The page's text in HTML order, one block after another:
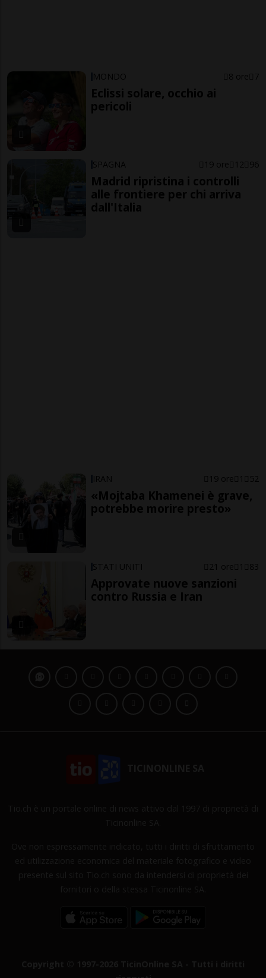
MONDO 8 ore 7
Eclissi solare, occhio ai
pericoli
SPAGNA 19 ore 12 96
Madrid ripristina i controlli
alle frontiere per chi arriva
dall'Italia
IRAN 19 ore 1 52
«Mojtaba Khamenei è grave,
potrebbe morire presto»
STATI UNITI 21 ore 1 83
Approvate nuove sanzioni
contro Russia e Iran